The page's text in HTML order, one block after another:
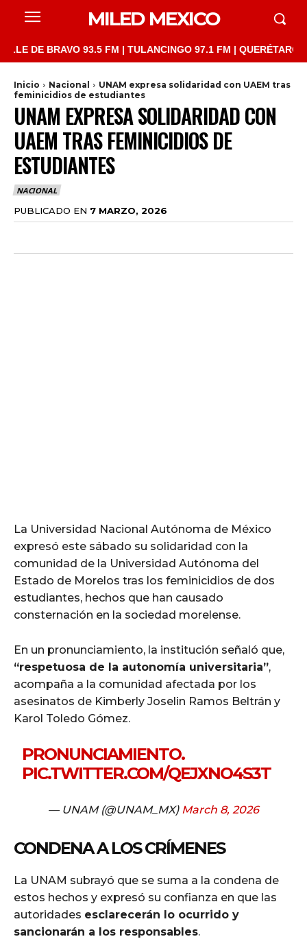
MILED MEXICO
BRAVO 93.5 FM | TULANCINGO 97.1 FM | QUERÉTARO
Inicio Nacional
UNAM expresa solidaridad con UAEM tras
feminicidios de estudiantes
UNAM EXPRESA SOLIDARIDAD CON
UAEM TRAS FEMINICIDIOS DE
ESTUDIANTES
NACIONAL
PUBLICADO EN 7 MARZO, 2026
La Universidad Nacional Autónoma de México
expresó este sábado su solidaridad con la
comunidad de la Universidad Autónoma del
Estado de Morelos tras los feminicidios de dos
estudiantes, hechos que han causado
consternación en la sociedad morelense.
En un pronunciamiento, la institución señaló que,
“respetuosa de la autonomía universitaria”,
acompaña a la comunidad afectada por los
asesinatos de Kimberly Joselin Ramos Beltrán y
Karol Toledo Gómez.
PRONUNCIAMIENTO.
PIC.TWITTER.COM/QEJXNO4S3T
— UNAM (@UNAM_MX) March 8, 2026
CONDENA A LOS CRÍMENES
La UNAM subrayó que se suma a la condena de
estos hechos y expresó su confianza en que las
autoridades esclarecerán lo ocurrido y
sancionarán a los responsables.